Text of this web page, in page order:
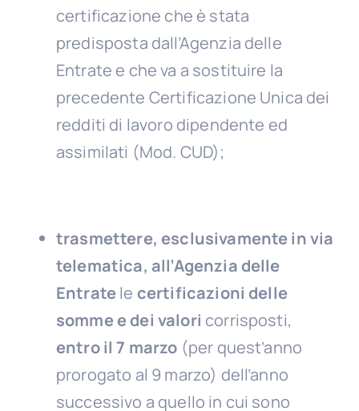
certificazione che è stata
predisposta dall’Agenzia delle
Entrate e che va a sostituire la
precedente Certificazione Unica dei
redditi di lavoro dipendente ed
assimilati (Mod. CUD);
trasmettere, esclusivamente in via
telematica, all’Agenzia delle
Entratele certificazioni delle
somme e dei valori corrisposti,
entro il 7 marzo (per quest’anno
prorogato al 9 marzo) dell’anno
successivo a quello in cui sono